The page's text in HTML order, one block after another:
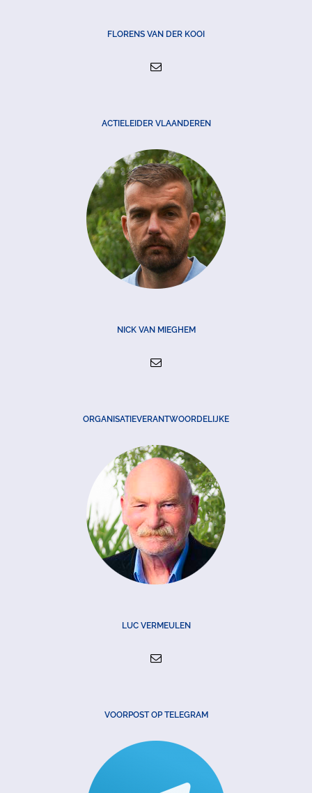
FLORENS VAN DER KOOI
ACTIELEIDER VLAANDEREN
NICK VAN MIEGHEM
ORGANISATIEVERANTWOORDELIJKE
LUC VERMEULEN
VOORPOST OP TELEGRAM